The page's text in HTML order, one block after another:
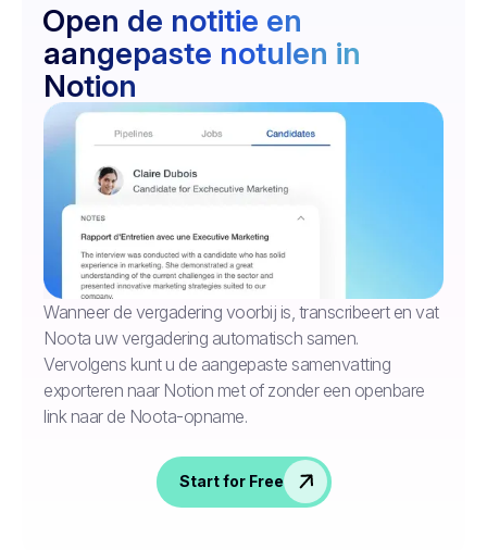
Open de notitie en
aangepaste notulen in
Notion
Wanneer de vergadering voorbij is, transcribeert en vat
Noota uw vergadering automatisch samen.
Vervolgens kunt u de aangepaste samenvatting
exporteren naar Notion met of zonder een openbare
link naar de Noota-opname.
Start for Free